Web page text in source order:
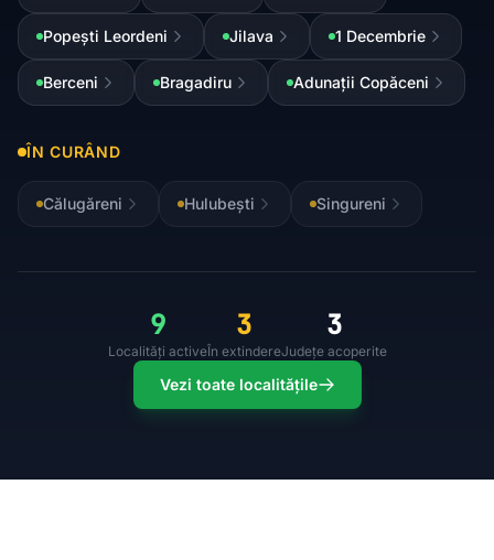
Popești Leordeni Jilava 1 Decembrie
Berceni Bragadiru Adunații Copăceni
ÎN CURÂND
Călugăreni Hulubești Singureni
9
Localități active
3
În extindere
3
Județe acoperite
Vezi toate localitățile